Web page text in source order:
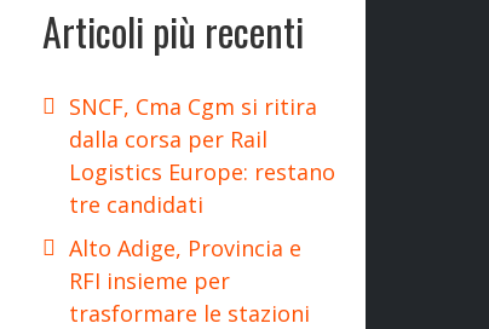
Articoli più recenti
SNCF, Cma Cgm si ritira
dalla corsa per Rail
Logistics Europe: restano
tre candidati
Alto Adige, Provincia e
RFI insieme per
trasformare le stazioni